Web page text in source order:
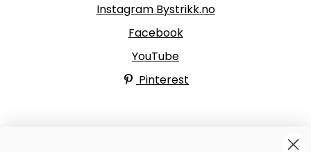
Instagram Bystrikk.no
Facebook
YouTube
Pinterest